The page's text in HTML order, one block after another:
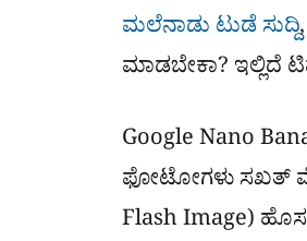
ಮಲೆನಾಡು ಟುಡೆ ಸುದ್ದಿ
ಮಾಡಬೇಕಾ? ಇಲ್ಲಿದೆ
Google Nano
ಫೋಟೋಗಳು ಸಖತ್
Flash Image) ಹೊಸ